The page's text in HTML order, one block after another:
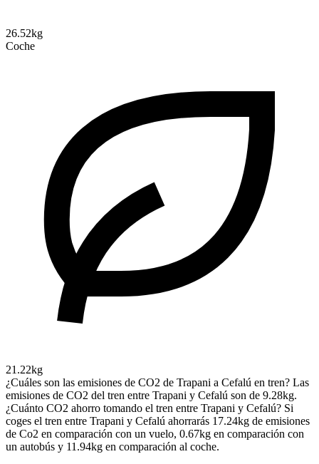
26.52kg
Coche
21.22kg
¿Cuáles son las emisiones de CO2 de Trapani a Cefalú en tren? Las
emisiones de CO2 del tren entre Trapani y Cefalú son de 9.28kg.
¿Cuánto CO2 ahorro tomando el tren entre Trapani y Cefalú? Si
coges el tren entre Trapani y Cefalú ahorrarás 17.24kg de emisiones
de Co2 en comparación con un vuelo, 0.67kg en comparación con
un autobús y 11.94kg en comparación al coche.